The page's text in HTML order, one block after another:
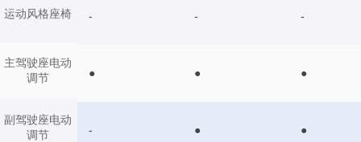
运动风格座椅
主驾驶座电动
调节
副驾驶座电动
调节
- - -
● ● ●
- ● ●